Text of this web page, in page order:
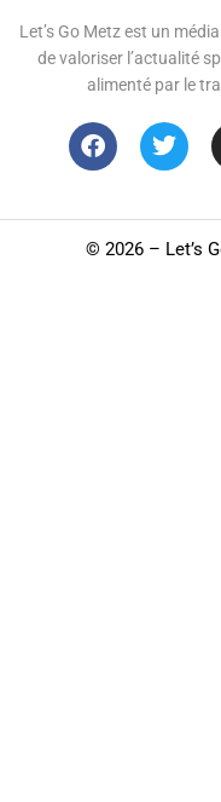
Let’s Go Metz est un
de valoriser l’actualité
alimenté par le
© 2026 – Let’s